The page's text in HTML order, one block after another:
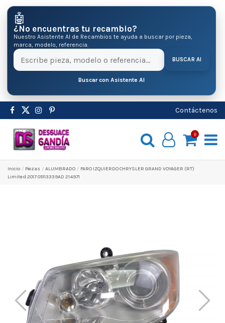
🤖
¿No encuentras tu recambio?
Nuestro Asistente AI de Recambios te ayuda a buscar por pieza,
marca, modelo, referencia.
BUSCAR AI
Buscar con Asistente AI
Contáctenos
0
Inicio Pіezas ALUMBRADO
FARO IZQUIERDO CHRYSLER GRAND VOYAGER (RT)
Limited 2017 05113339AD 214971